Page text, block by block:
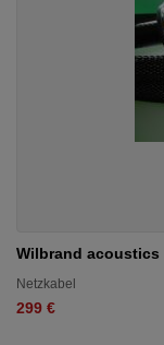
Wilbrand acoustics
Netzkabel
299 €